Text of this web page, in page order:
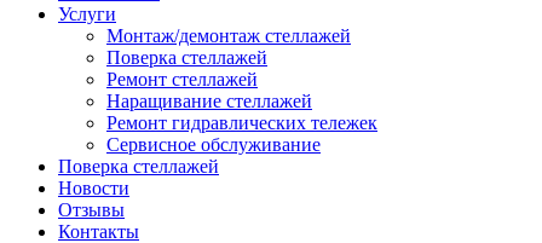
Услуги
Монтаж/демонтаж стеллажей
Поверка cтеллажей
Ремонт стеллажей
Наращивание стеллажей
Ремонт гидравлических тележек
Сервисное обслуживание
Поверка cтеллажей
Новости
Отзывы
Контакты